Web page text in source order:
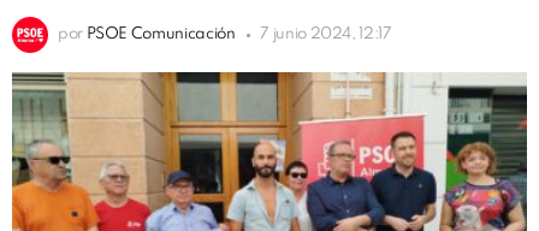
por PSOE Comunicación 7 junio 2024, 12:17